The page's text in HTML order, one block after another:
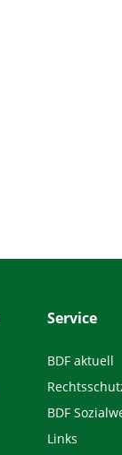
Service
BDF aktuell
BDF
Links